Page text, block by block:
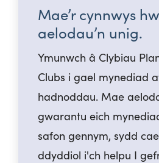
Mae’r cynnwys
aelodau’n unig.
Ymunwch â Clybiau
Clubs i gael mynediad
hadnoddau. Mae
gwarantu eich
safon gennym, sydd
ddyddiol i'ch helpu I